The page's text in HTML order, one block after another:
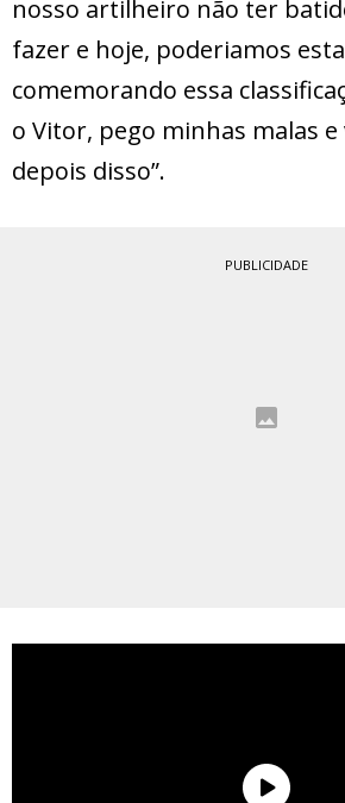
nosso artilheiro não ter
fazer e hoje, poderiamos
comemorando essa
o Vitor, pego minhas malas
depois disso”.
PUBLICIDADE